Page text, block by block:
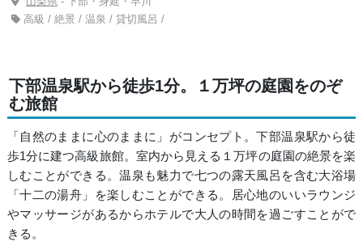
高級 / 絶景 / 温泉 / 貸切風呂 /
下部温泉駅から徒歩1分。１万坪の庭園をのぞ
む旅館
「自然のままに心のままに」がコンセプト。下部温泉駅から徒
歩1分に建つ高級旅館。室内から見える１万坪の庭園の絶景を楽
しむことができる。温泉も魅力で七つの露天風呂を含む大浴場
「十二の湯舟」を楽しむことができる。居心地のいいラウンジ
やマッサージがあるからホテルで大人の時間を過ごすことがで
きる。